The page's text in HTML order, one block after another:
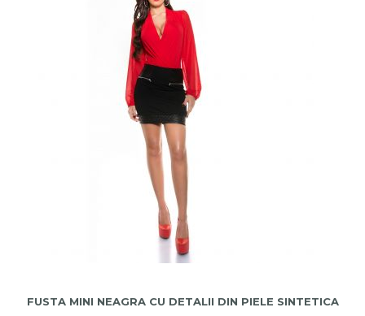
FUSTA MINI NEAGRA CU DETALII DIN PIELE SINTETICA